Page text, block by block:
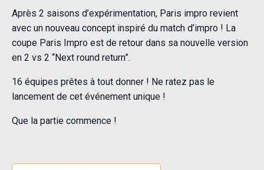
Après 2 saisons d’expérimentation, Paris impro revient
avec un nouveau concept inspiré du match d’impro ! La
coupe Paris Impro est de retour dans sa nouvelle version
en 2 vs 2 “Next round return”.
16 équipes prêtes à tout donner ! Ne ratez pas le
lancement de cet événement unique !
Que la partie commence !